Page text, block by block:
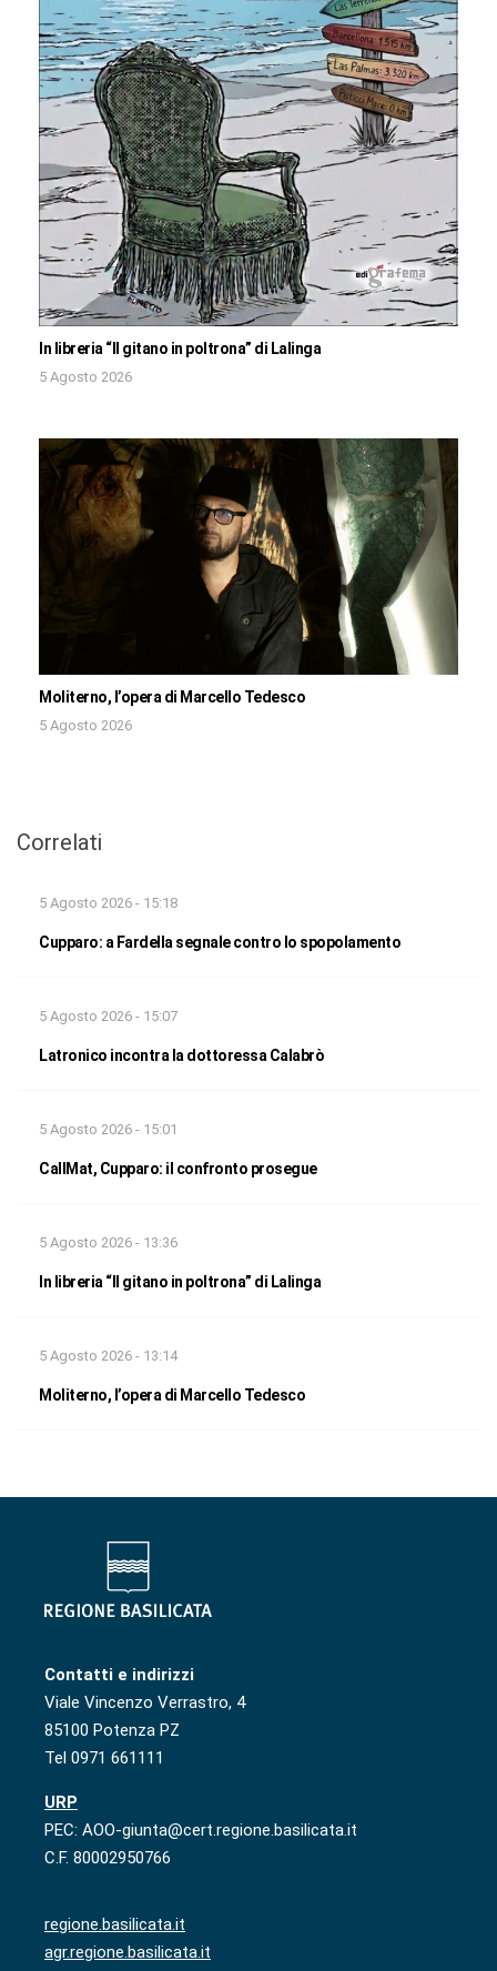
In libreria “Il gitano in poltrona” di Lalinga
5 Agosto 2026
Moliterno, l’opera di Marcello Tedesco
5 Agosto 2026
Correlati
5 Agosto 2026 - 15:18
Cupparo: a Fardella segnale contro lo spopolamento
5 Agosto 2026 - 15:07
Latronico incontra la dottoressa Calabrò
5 Agosto 2026 - 15:01
CallMat, Cupparo: il confronto prosegue
5 Agosto 2026 - 13:36
In libreria “Il gitano in poltrona” di Lalinga
5 Agosto 2026 - 13:14
Moliterno, l’opera di Marcello Tedesco
Contatti e indirizzi
Viale Vincenzo Verrastro, 4
85100 Potenza PZ
Tel 0971 661111
URP
PEC: AOO-giunta@cert.regione.basilicata.it
C.F. 80002950766
regione.basilicata.it
agr.regione.basilicata.it